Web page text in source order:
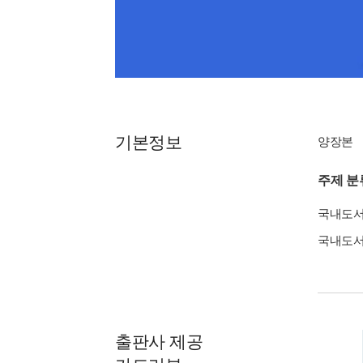
기본정보 양장본
주제 분
국내도
국내도
출판사 제공